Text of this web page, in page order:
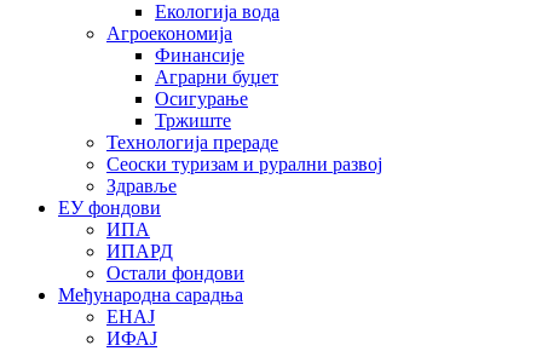
Екологија вода
Агроекономија
Финансије
Аграрни буџет
Осигурање
Тржиште
Технологија прераде
Сеоски туризам и рурални развој
Здравље
ЕУ фондови
ИПА
ИПАРД
Остали фондови
Међународна сарадња
ЕНАЈ
ИФАЈ